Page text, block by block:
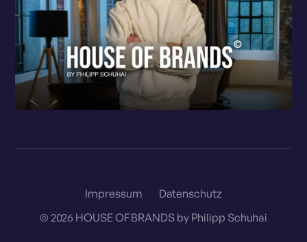
Impressum
Datenschutz
© 2026 HOUSE OF BRANDS by Philipp Schuhai